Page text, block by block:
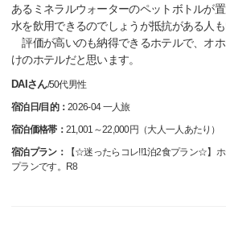
あるミネラルウォーターのペットボトルが
水を飲用できるのでしょうが抵抗がある人も
評価が高いのも納得できるホテルで、オ
けのホテルだと思います。
DAIさん/50代男性
宿泊日/目的：2026-04 一人旅
宿泊価格帯： 21,001～22,000円（大人一人あたり）
宿泊プラン：
【☆迷ったらコレ!!1泊2食プラン☆】
プランです。R8